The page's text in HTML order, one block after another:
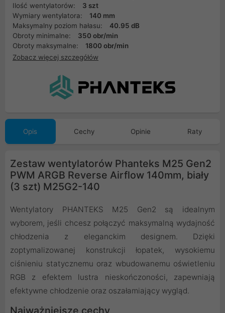
Ilość wentylatorów:
3 szt
Wymiary wentylatora:
140 mm
Maksymalny poziom hałasu:
40.95 dB
Obroty minimalne:
350 obr/min
Obroty maksymalne:
1800 obr/min
Zobacz więcej szczegółów
Opis Cechy Opinie Raty
Zestaw wentylatorów Phanteks M25 Gen2
PWM ARGB Reverse Airflow 140mm, biały
(3 szt) M25G2-140
Wentylatory PHANTEKS M25 Gen2 są idealnym
wyborem, jeśli chcesz połączyć maksymalną wydajność
chłodzenia z eleganckim designem. Dzięki
zoptymalizowanej konstrukcji łopatek, wysokiemu
ciśnieniu statycznemu oraz wbudowanemu oświetleniu
RGB z efektem lustra nieskończoności, zapewniają
efektywne chłodzenie oraz oszałamiający wygląd.
Najważniejsze cechy